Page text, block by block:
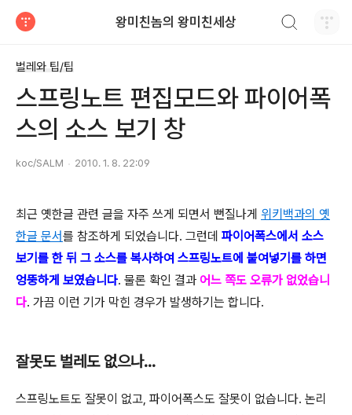
왕미친놈의 왕미친세상
벌레와 팁/팁
스프링노트 편집모드와 파이어폭
스의 소스 보기 창
koc/SALM 2010. 1. 8. 22:09
최근 옛한글 관련 글을 자주 쓰게 되면서 뻔질나게 위키백과의 옛
한글 문서를 참조하게 되었습니다. 그런데 파이어폭스에서 소스
보기를 한 뒤 그 소스를 복사하여 스프링노트에 붙여넣기를 하면
엉뚱하게 보였습니다. 물론 확인 결과 어느 쪽도 오류가 없었습니
다. 가끔 이런 기가 막힌 경우가 발생하기는 합니다.
잘못도 벌레도 없으나…
스프링노트도 잘못이 없고, 파이어폭스도 잘못이 없습니다. 논리